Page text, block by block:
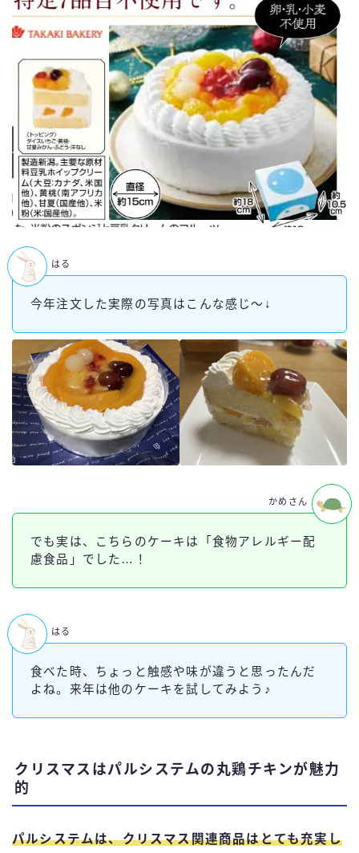
今年注文した実際の写真はこんな感じ～↓
はる
でも実は、こちらのケーキは「食物アレルギー配
慮食品」でした…！
かめさん
食べた時、ちょっと触感や味が違うと思ったんだ
よね。来年は他のケーキを試してみよう♪
はる
クリスマスはパルシステムの丸鶏チキンが魅力
的
パルシステムは、クリスマス関連商品はとても充実し